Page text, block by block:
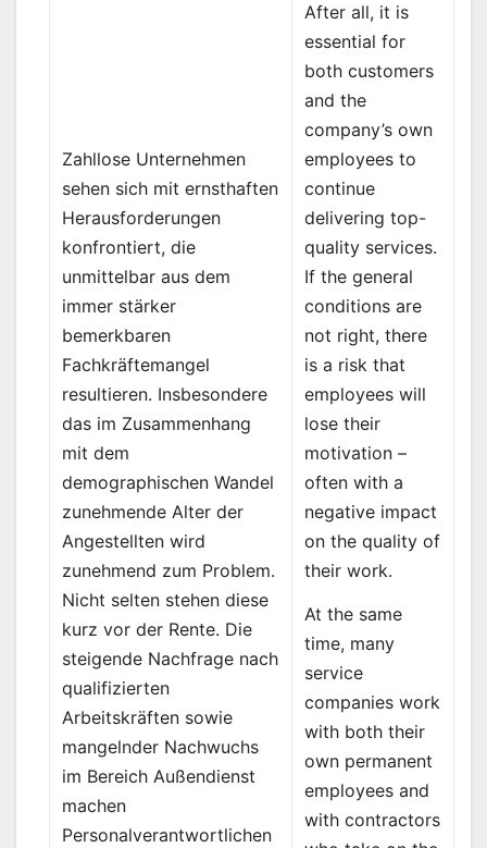
Zahllose Unternehmen
sehen sich mit ernsthaften
Herausforderungen
konfrontiert, die
unmittelbar aus dem
immer stärker
bemerkbaren
Fachkräftemangel
resultieren. Insbesondere
das im Zusammenhang
mit dem
demographischen Wandel
zunehmende Alter der
Angestellten wird
zunehmend zum Problem.
Nicht selten stehen diese
kurz vor der Rente. Die
steigende Nachfrage nach
qualifizierten
Arbeitskräften sowie
mangelnder Nachwuchs
im Bereich Außendienst
machen
Personalverantwortlichen
After all, it is
essential for
both customers
and the
company’s own
employees to
continue
delivering top-
quality services.
If the general
conditions are
not right, there
is a risk that
employees will
lose their
motivation –
often with a
negative impact
on the quality of
their work.
At the same
time, many
service
companies work
with both their
own permanent
employees and
with contractors